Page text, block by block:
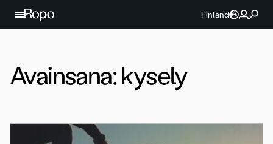
Jatka sisältöön
Finland
Avainsana:kysely